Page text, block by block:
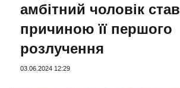
амбітний чоловік став
причиною її першого
розлучення
03.06.2024 12:29